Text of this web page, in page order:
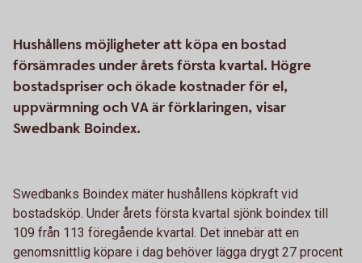
Hushållens möjligheter att köpa en bostad
försämrades under årets första kvartal. Högre
bostadspriser och ökade kostnader för el,
uppvärmning och VA är förklaringen, visar
Swedbank Boindex.
Swedbanks Boindex mäter hushållens köpkraft vid
bostadsköp. Under årets första kvartal sjönk boindex till
109 från 113 föregående kvartal. Det innebär att en
genomsnittlig köpare i dag behöver lägga drygt 27 procent